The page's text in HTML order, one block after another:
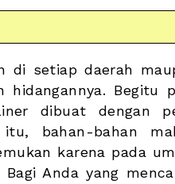
di setiap daerah
Begitu
dibuat dengan
bahan-bahan
karena pada
Anda yang